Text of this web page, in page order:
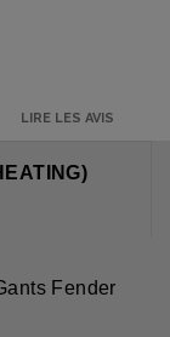
LIRE LES AVIS
Fender